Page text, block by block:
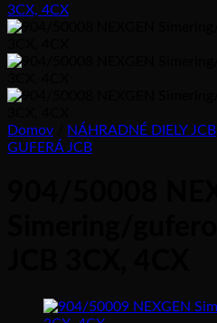
Domov NÁHRADNÉ DIELY JCB
GUFERÁ JCB